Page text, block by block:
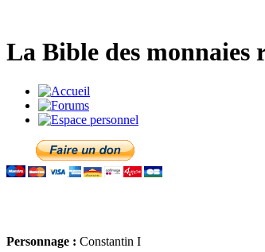
La Bible des monnaies
Personnage : Constantin I